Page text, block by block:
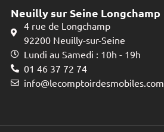
Neuilly sur Seine Longchamp
4 rue de Longchamp
92200 Neuilly-sur-Seine
Lundi au Samedi : 10h - 19h
01 46 37 72 74
info@lecomptoirdesmobiles.com